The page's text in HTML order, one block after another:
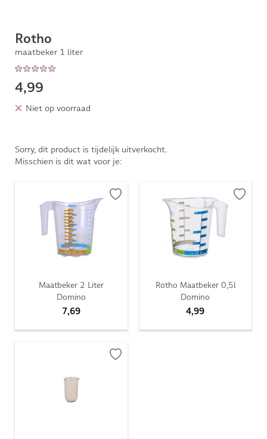
Rotho
maatbeker 1 liter
4,99
Niet op voorraad
Sorry, dit product is tijdelijk uitverkocht.
Misschien is dit wat voor je:
Maatbeker 2 Liter
Domino
7,69
Rotho Maatbeker 0,5l
Domino
4,99